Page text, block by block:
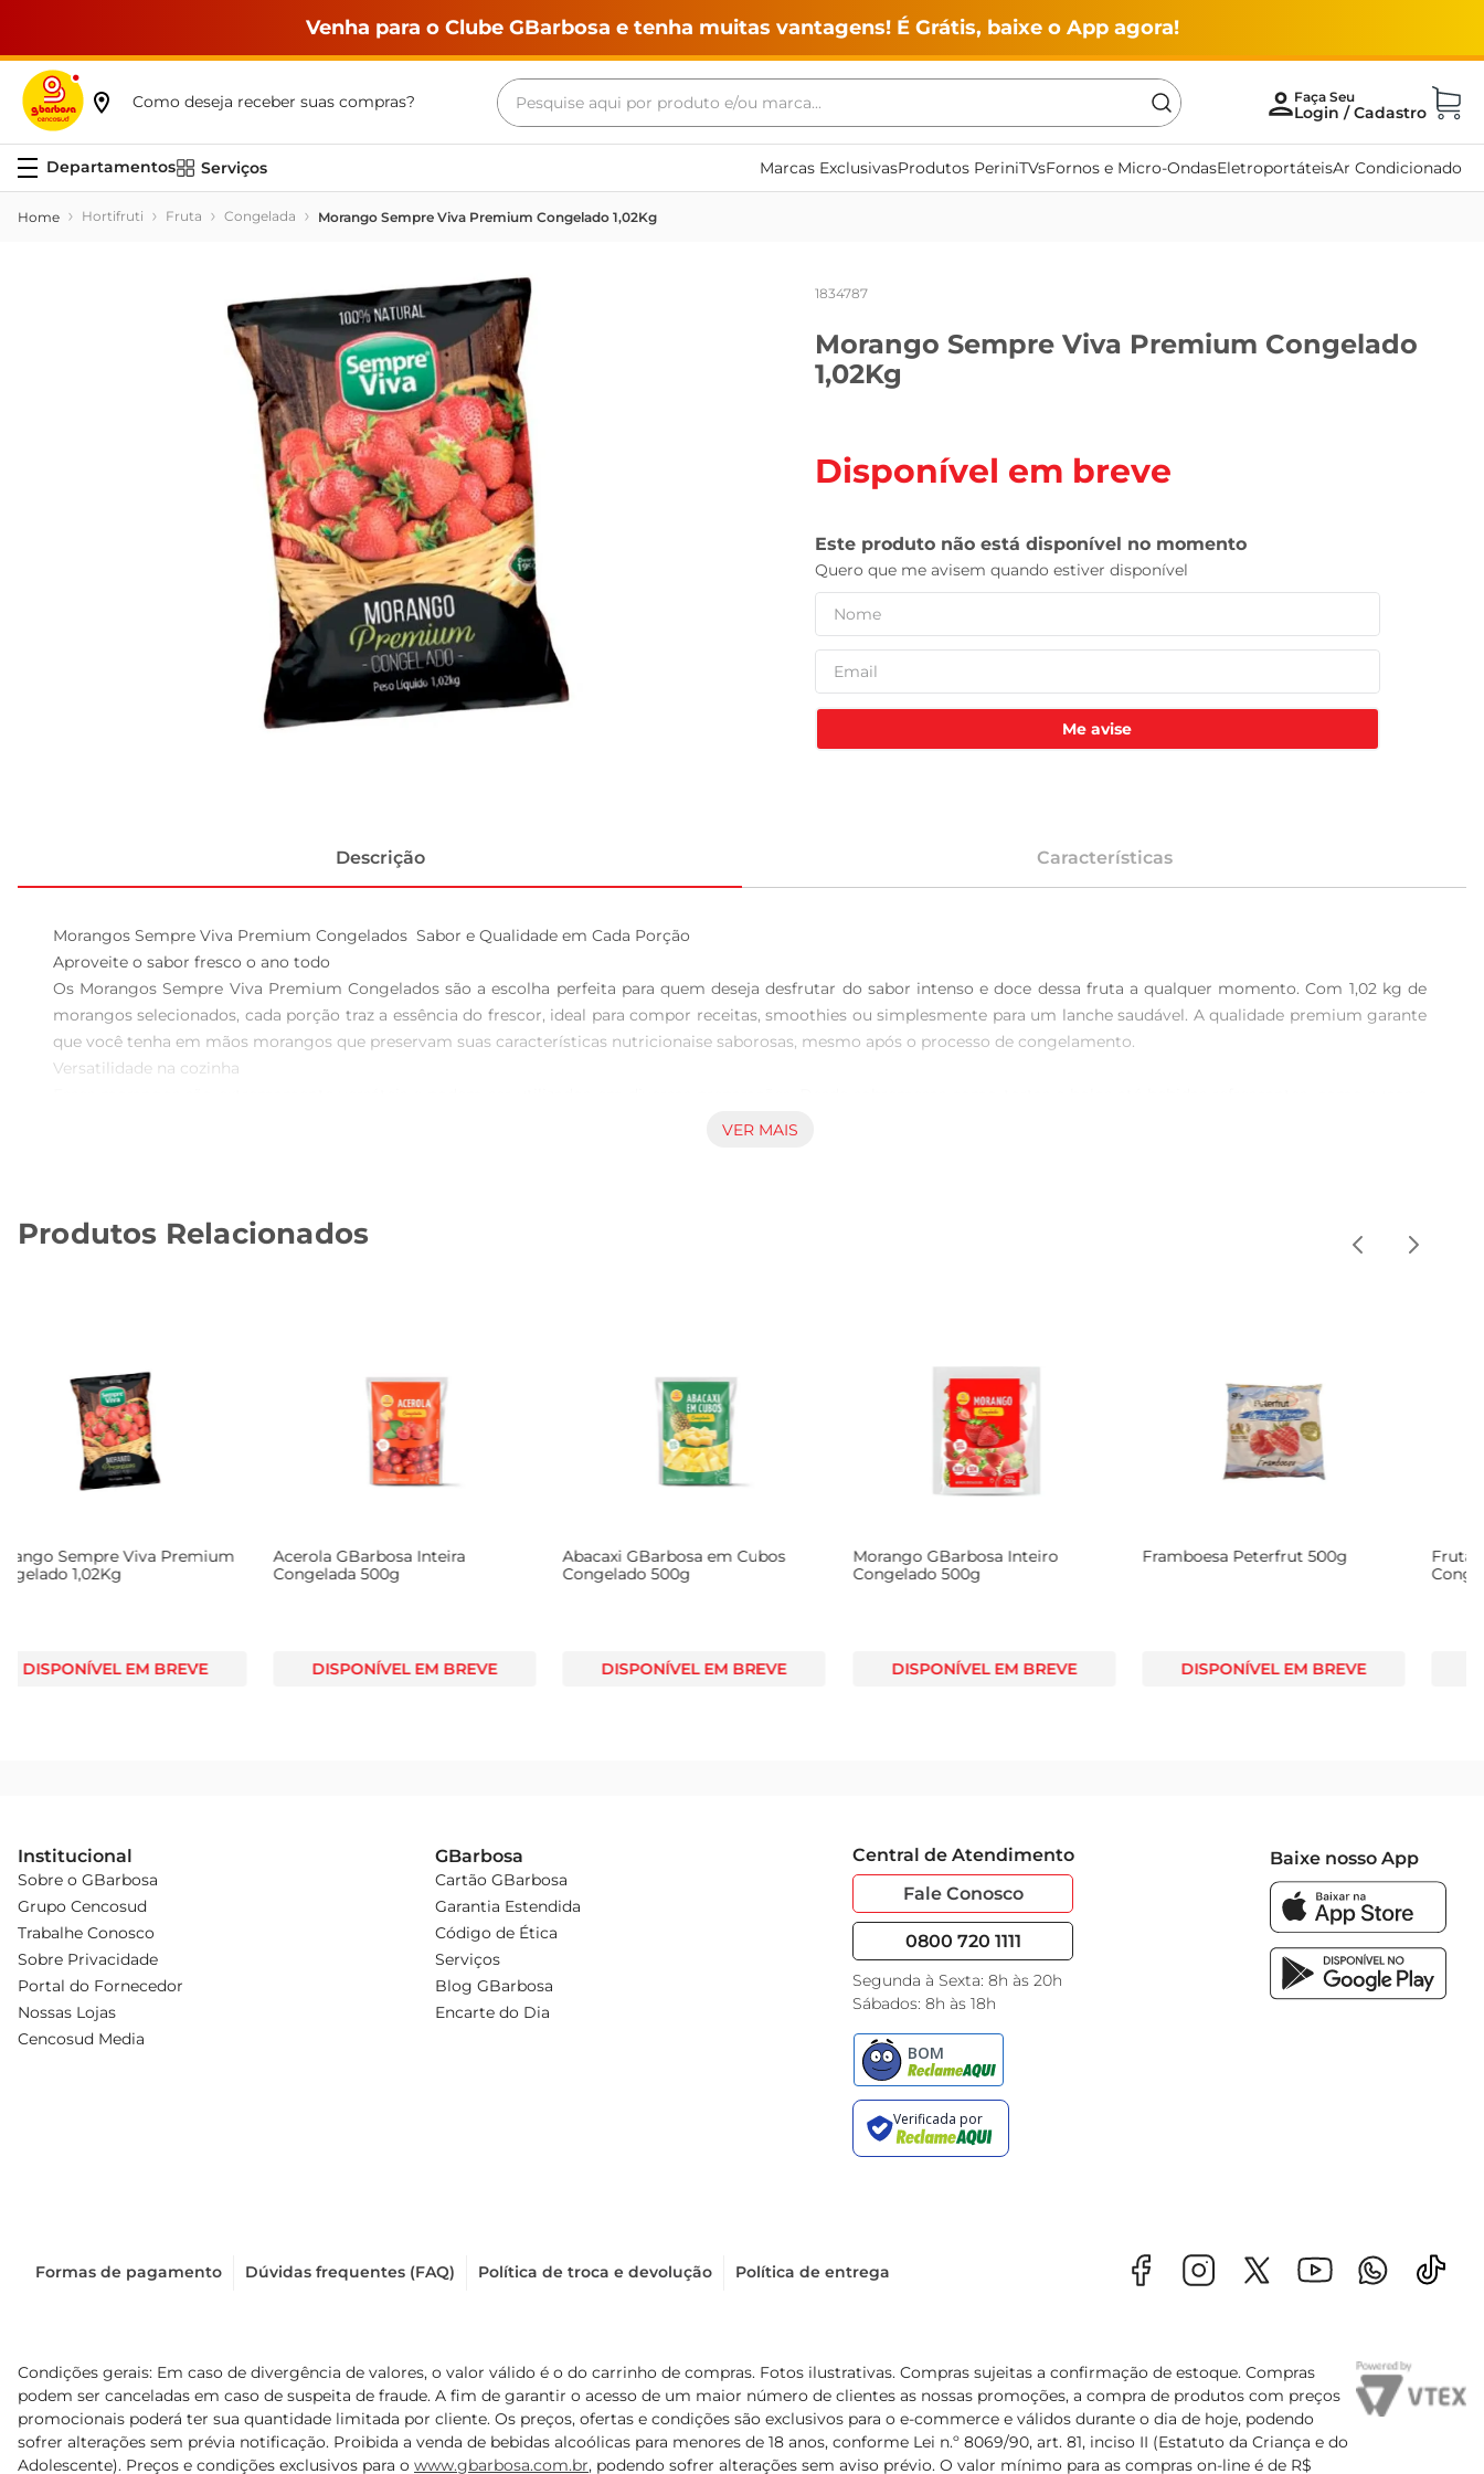
Venha para o Clube GBarbosa e tenha muitas vantagens! É Grátis, baixe o App agora!
Como deseja receber suas compras?
Pesquise aqui por produto e/ou marca...
Serviços Marcas ExclusivasProdutos PeriniTVsFornos e Micro-OndasEletroportáteisAr Condicionado
Hortifruti Fruta Congelada Morango Sempre Viva Premium Congelado 1,02Kg
1834787
Morango Sempre Viva Premium Congelado
1,02Kg
Disponível em breve
Me avise
Descrição Características
Morangos Sempre Viva Premium Congelados  Sabor e Qualidade em Cada Porção
Aproveite o sabor fresco o ano todo
Os Morangos Sempre Viva Premium Congelados são a escolha perfeita para quem deseja desfrutar do sabor intenso e doce dessa fruta a qualquer momento. Com 1,02 kg de
morangos selecionados, cada porção traz a essência do frescor, ideal para compor receitas, smoothies ou simplesmente para um lanche saudável. A qualidade premium garante
que você tenha em mãos morangos que preservam suas características nutricionaise saborosas, mesmo após o processo de congelamento.
Versatilidade na cozinha
coquetéis, eles se adaptam a diferentes receitas, proporcionando um toque especial. Além disso, são ótimos para incrementar iogurtes e cereais, tornando suas refeições mais
busca praticidade na hora de cozinhar, pois você pode retirar apenas a quantidade necessária, evitando desperdícios. Além disso, o armazenamento em congelador garante que
VER MAIS
Produtos Relacionados
Morango Canaã Congelado
1.02Kg
DISPONÍVEL EM BREVE
Morango Sempre Viva Premium
Congelado 1,02Kg
DISPONÍVEL EM BREVE
Acerola GBarbosa Inteira
Congelada 500g
DISPONÍVEL EM BREVE
Abacaxi GBarbosa em Cubos
Congelado 500g
DISPONÍVEL EM BREVE
Morango GBarbosa Inteiro
DISPONÍVEL EM BREVE
Institucional
Sobre o GBarbosa
Grupo Cencosud
Trabalhe Conosco
Sobre Privacidade
Portal do Fornecedor
Nossas Lojas
Cencosud Media
GBarbosa
Cartão GBarbosa
Garantia Estendida
Código de Ética
Serviços
Blog GBarbosa
Encarte do Dia
Central de Atendimento
Fale Conosco
0800 720 1111
Segunda à Sexta: 8h às 20h
Sábados: 8h às 18h
Baixe nosso App
Formas de pagamento Dúvidas frequentes (FAQ) Política de troca e devolução Política de entrega
Condições gerais: Em caso de divergência de valores, o valor válido é o do carrinho de compras. Fotos ilustrativas. Compras sujeitas a confirmação de estoque. Compras
podem ser canceladas em caso de suspeita de fraude. A fim de garantir o acesso de um maior número de clientes as nossas promoções, a compra de produtos com preços
promocionais poderá ter sua quantidade limitada por cliente. Os preços, ofertas e condições são exclusivos para o e-commerce e válidos durante o dia de hoje, podendo
sofrer alterações sem prévia notificação. Proibida a venda de bebidas alcoólicas para menores de 18 anos, conforme Lei n.º 8069/90, art. 81, inciso II (Estatuto da Criança e do
Adolescente). Preços e condições exclusivos para o www.gbarbosa.com.br, podendo sofrer alterações sem aviso prévio. O valor mínimo para as compras on-line é de R$
Termos mais buscados
maquina lavar